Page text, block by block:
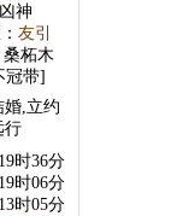
神
友引
柘木
冠带]
婚,立约
行
时36分
时06分
时05分